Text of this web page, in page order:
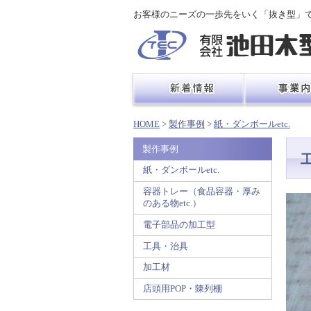
お客様のニーズの一歩先をいく「抜き型」
HOME > 製作事例 > 紙・ダンボールetc.
製作事例
紙・ダンボールetc.
容器トレー（食品容器・厚み
のある物etc.）
電子部品の加工型
工具・治具
加工材
店頭用POP・陳列棚